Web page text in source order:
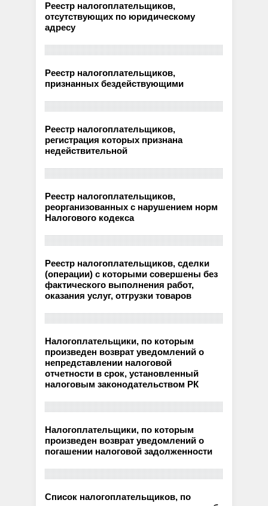
Реестр налогоплательщиков,
отсутствующих по юридическому
адресу
Реестр налогоплательщиков,
признанных бездействующими
Реестр налогоплательщиков,
регистрация которых признана
недействительной
Реестр налогоплательщиков,
реорганизованных с нарушением норм
Налогового кодекса
Реестр налогоплательщиков, сделки
(операции) с которыми совершены без
фактического выполнения работ,
оказания услуг, отгрузки товаров
Налогоплательщики, по которым
произведен возврат уведомлений о
непредставлении налоговой
отчетности в срок, установленный
налоговым законодательством РК
Налогоплательщики, по которым
произведен возврат уведомлений о
погашении налоговой задолженности
Список налогоплательщиков, по